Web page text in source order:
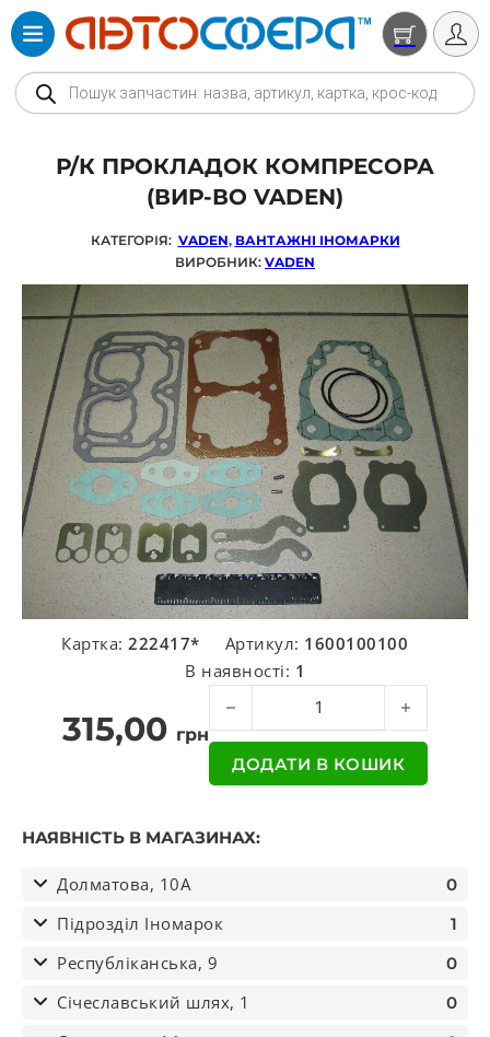
Products search
Р/К ПРОКЛАДОК КОМПРЕСОРА
(ВИР-ВО VADEN)
КАТЕГОРІЯ: VADEN, ВАНТАЖНІ ІНОМАРКИ
ВИРОБНИК: VADEN
Картка:222417* Артикул: 1600100100
В наявності: 1
315,00 грн
Р/к прокладок компресора (вир-во
ДОДАТИ В КОШИК
НАЯВНІСТЬ В МАГАЗИНАХ:
Долматова, 10А 0
Підрозділ Іномарок 1
Республіканська, 9 0
Січеславський шлях, 1 0